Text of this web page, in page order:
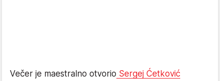
Večer je maestralno otvorio Sergej Ćetković